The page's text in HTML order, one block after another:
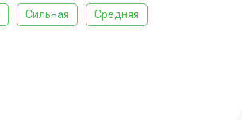
Сильная Средняя